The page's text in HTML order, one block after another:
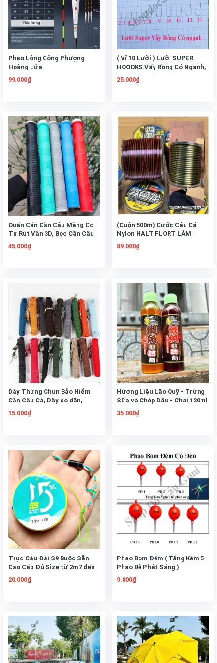
Phao Lông Công Phượng
Hoàng Lửa
99.000₫
( Vĩ 10 Lưỡi ) Lưỡi SUPER
HOOOKS Vẩy Rồng Có Ngạnh,
Lưỡi Siêu Cường
25.000₫
Quấn Cán Cần Câu Màng Co
Tự Rút Vân 3D, Bọc Cần Câu
Cao Su, Cuấn Cán Cần Tự Rút
Có Vòng Chống Trôi Cần,
45.000₫
(Cuộn 500m) Cước Câu Cá
Nylon HALT FLORT LÀM
TRỤC, LÀM THẺO,
89.000₫
Dây Thừng Chun Bảo Hiểm
Cần Câu Cá, Dây co dãn,
Chiều dài Dây lúc chưa dãn
15.000₫
Hương Liệu Lão Quỹ - Trứng
Sữa và Chép Dâu - Chai 120ml
- Hương liệu chuyên câu cá
35.000₫
Trục Câu Đài S9 Buộc Sẵn
Cao Cấp Đủ Size từ 2m7 đến
7m2, Có Dù Đầu Cần
20.000₫
Phao Bom Đêm ( Tặng Kèm 5
Phao Bẻ Phát Sáng )
9.000₫